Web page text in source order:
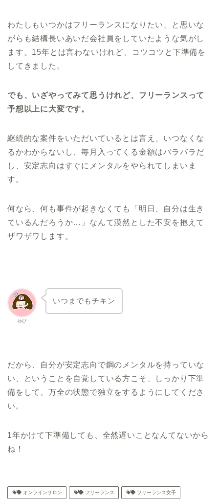
わたしもいつかはフリーランスになりたい、と思いな
がらも結構長いあいだ会社員をしていたような気がし
ます。15年とは言わないけれど、コツコツと下準備を
してきました。
でも、いざやってみて思うけれど、フリーランスって
予想以上に大変です。
継続的な案件をいただいているとは言え、いつなくな
るかわからないし、毎月入ってくる金額はバラバラだ
し、安定志向はすぐにメンタルをやられてしまいま
す。
何なら、何も事件が起きなくても「明日、自分は生き
ているんだろうか…」なんて漠然とした不安を抱えて
ザワザワします。
ゆぴ
いつまでもチキン
だから、自分が安定志向で鋼のメンタルを持っていな
い、ということを自覚している方こそ、しっかり下準
備をして、万全の状態で独立をするようにしてくださ
い。
1年かけて下準備しても、全然遅いことなんてないから
ね！
オンラインサロン フリーランス フリーランス女子